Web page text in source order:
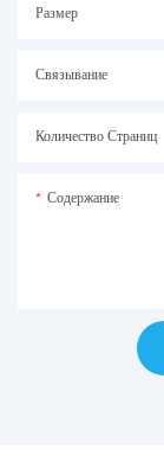
Размер
Связывание
Количество Страниц
Содержание